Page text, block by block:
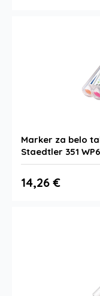
Marker za belo
Staedtler 351
14,26 €